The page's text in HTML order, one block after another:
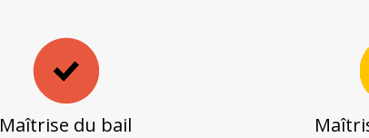
Maîtrise du bail